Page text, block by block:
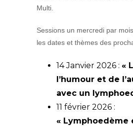
Multi.
Sessions un mercredi par
les dates et thèmes des
14 Janvier 2026 : «
l’humour et de
avec un
11 février 2026 :
« Lymphoedème